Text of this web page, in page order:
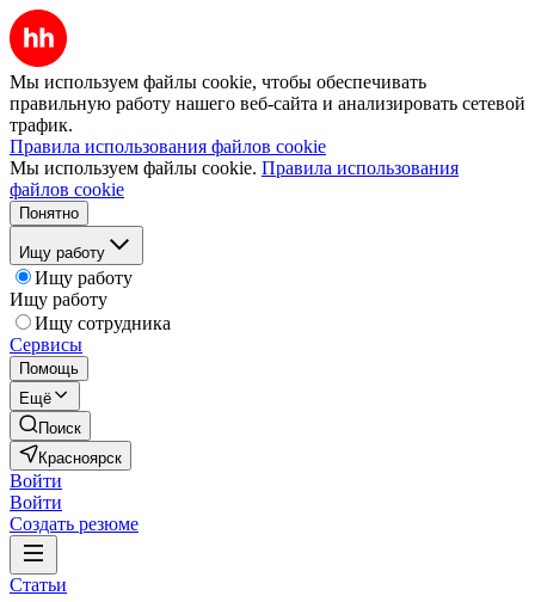
Мы используем файлы cookie, чтобы обеспечивать
правильную работу нашего веб-сайта и анализировать сетевой
трафик.
Правила использования файлов cookie
Мы используем файлы cookie. Правила использования
файлов cookie
Понятно
Ищу работу
Ищу работу
Ищу работу
Ищу сотрудника
Сервисы
Помощь
Ещё
Поиск
Красноярск
Войти
Войти
Создать резюме
Статьи